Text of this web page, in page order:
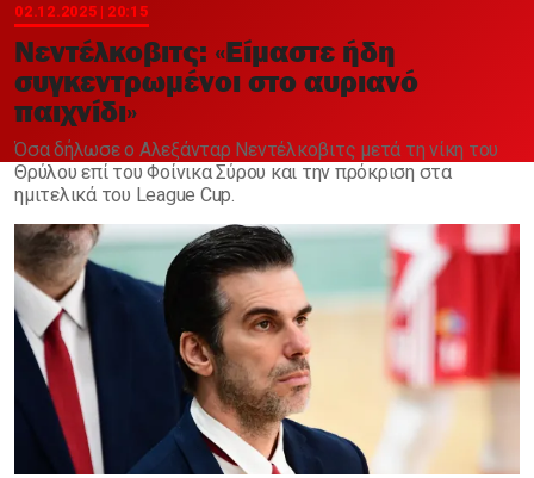
02.12.2025 | 20:15
Νεντέλκοβιτς: «Είμαστε ήδη
συγκεντρωμένοι στο αυριανό
παιχνίδι»
Όσα δήλωσε ο Αλεξάνταρ Νεντέλκοβιτς μετά τη νίκη του
Θρύλου επί του Φοίνικα Σύρου και την πρόκριση στα
ημιτελικά του League Cup.
Χαντμπολ